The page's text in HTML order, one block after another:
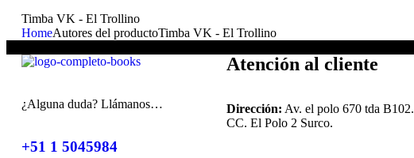
Timba VK - El Trollino
HomeAutores del productoTimba VK - El Trollino
¿Alguna duda? Llámanos…
+51 1 5045984
Atención al cliente
Dirección: Av. el polo 670 tda B102.
CC. El Polo 2 Surco.